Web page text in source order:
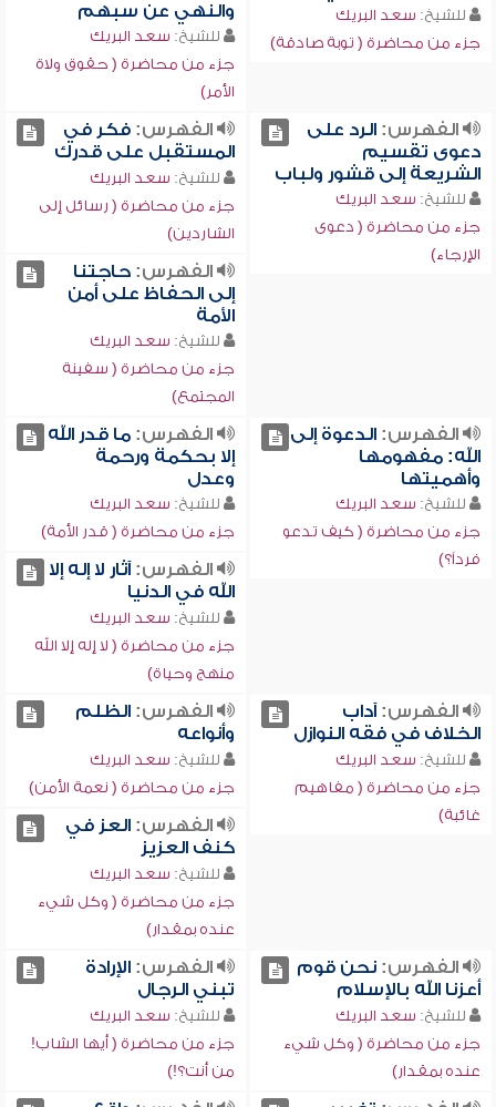
للشيخ: سعد البريك
جزء من محاضرة ( توبة صادقة)
والنهي عن سبهم
للشيخ: سعد البريك
جزء من محاضرة ( حقوق ولاة
الأمر)
الفهرس:الرد على
دعوى تقسيم
الشريعة إلى قشور ولباب
للشيخ: سعد البريك
جزء من محاضرة ( دعوى
الإرجاء)
الفهرس:فكر في
المستقبل على قدرك
للشيخ: سعد البريك
جزء من محاضرة ( رسائل إلى
الشاردين)
الفهرس:حاجتنا
إلى الحفاظ على أمن
الأمة
للشيخ: سعد البريك
جزء من محاضرة ( سفينة
المجتمع)
الفهرس:الدعوة إلى
الله: مفهومها
وأهميتها
للشيخ: سعد البريك
جزء من محاضرة ( كيف تدعو
فرداً؟)
الفهرس:ما قدر الله
إلا بحكمة ورحمة
وعدل
للشيخ: سعد البريك
جزء من محاضرة ( قدر الأمة)
الفهرس:آثار لا إله إلا
الله في الدنيا
للشيخ: سعد البريك
جزء من محاضرة ( لا إله إلا الله
منهج وحياة)
الفهرس:آداب
الخلاف في فقه النوازل
للشيخ: سعد البريك
جزء من محاضرة ( مفاهيم
غائبة)
الفهرس:الظلم
وأنواعه
للشيخ: سعد البريك
جزء من محاضرة ( نعمة الأمن)
الفهرس:العز في
كنف العزيز
للشيخ: سعد البريك
جزء من محاضرة ( وكل شيء
عنده بمقدار)
الفهرس:نحن قوم
أعزنا الله بالإسلام
للشيخ: سعد البريك
جزء من محاضرة ( وكل شيء
عنده بمقدار)
الفهرس:الإرادة
تبني الرجال
للشيخ: سعد البريك
جزء من محاضرة ( أيها الشاب!
من أنت؟!)